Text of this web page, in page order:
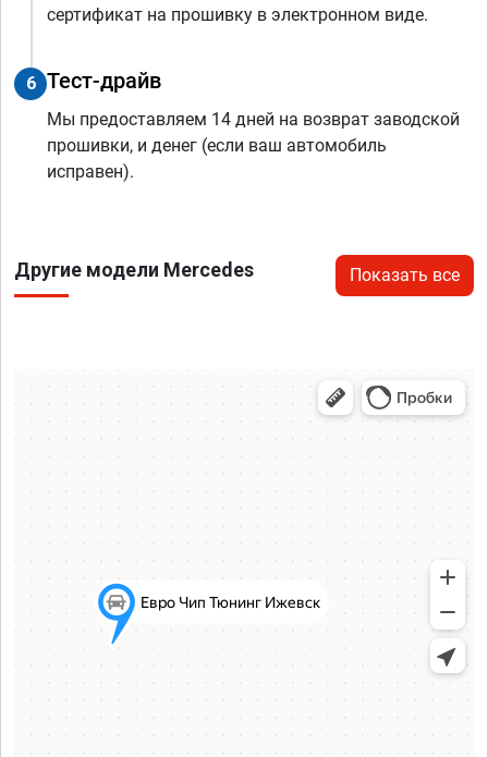
сертификат на прошивку в электронном виде.
6 Тест-драйв
Мы предоставляем 14 дней на возврат заводской
прошивки, и денег (если ваш автомобиль
исправен).
Другие модели Mercedes Показать все